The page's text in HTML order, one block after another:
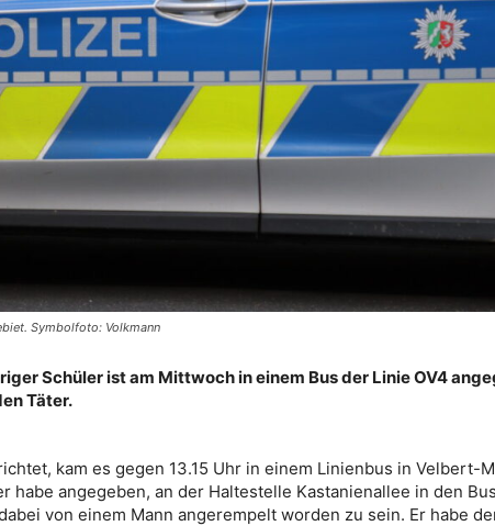
Symbolfoto: Volkmann
Schüler ist am Mittwoch in einem Bus der Linie OV4
Täter.
kam es gegen 13.15 Uhr in einem Linienbus in Velbert-
habe angegeben, an der Haltestelle Kastanienallee in den
von einem Mann angerempelt worden zu sein. Er habe